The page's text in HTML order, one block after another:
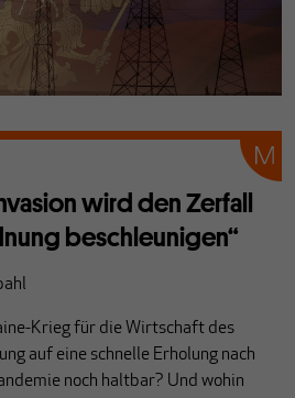
wird den Zerfall
beschleunigen“
Krieg für die Wirtschaft des
auf eine schnelle Erholung nach
noch haltbar? Und wohin